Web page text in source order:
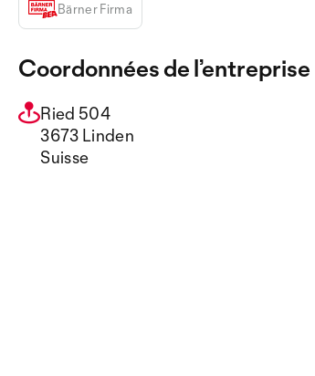
Bärner Firma
Coordonnées de l’entreprise
Ried 504
3673 Linden
Suisse